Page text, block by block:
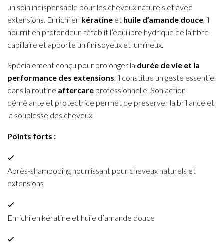
un soin indispensable pour les cheveux naturels et avec
extensions. Enrichi en kératine et huile d’amande douce, il
nourrit en profondeur, rétablit l’équilibre hydrique de la fibre
capillaire et apporte un fini soyeux et lumineux.
Spécialement conçu pour prolonger la durée de vie et la
performance des extensions, il constitue un geste essentiel
dans la routine aftercare professionnelle. Son action
démêlante et protectrice permet de préserver la brillance et
la souplesse des cheveux
Points forts :
Après-shampooing nourrissant pour cheveux naturels et
extensions
Enrichi en kératine et huile d’amande douce